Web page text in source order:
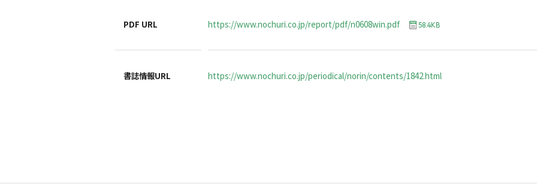
PDF URL https://www.nochuri.co.jp/report/pdf/n0608win.pdf 58.4KB
書誌情報URL https://www.nochuri.co.jp/periodical/norin/contents/1842.html